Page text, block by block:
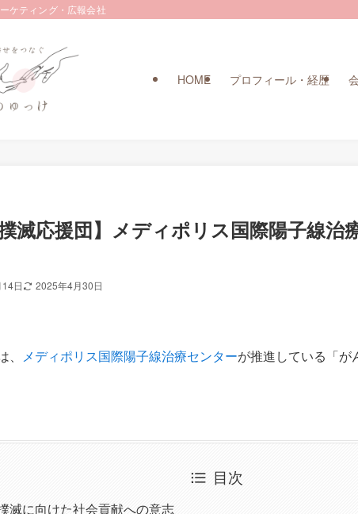
ケティング・広報会社
HOME プロフィール・経歴
撲滅応援団】メディポリス国際陽子線
日 2025年4月30日
メディポリス国際陽子線治療センターが推進している「が
目次
滅に向けた社会貢献への意志